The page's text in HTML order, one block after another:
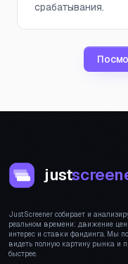
срабатывания.
just
JustScreener собирает и
реальном времени: движение
интерес и ставки фандинга. Мы
видеть полную картину рынка и
быстрее.